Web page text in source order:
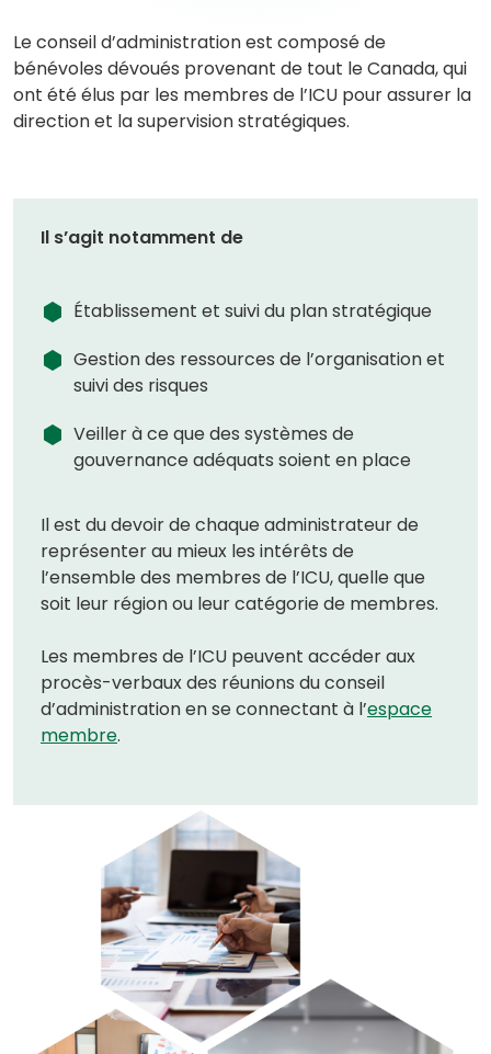
Le conseil d’administration est composé de
bénévoles dévoués provenant de tout le Canada, qui
ont été élus par les membres de l’ICU pour assurer la
direction et la supervision stratégiques.
Il s’agit notamment de
Établissement et suivi du plan stratégique
Gestion des ressources de l’organisation et
suivi des risques
Veiller à ce que des systèmes de
gouvernance adéquats soient en place
Il est du devoir de chaque administrateur de
représenter au mieux les intérêts de
l’ensemble des membres de l’ICU, quelle que
soit leur région ou leur catégorie de membres.
Les membres de l’ICU peuvent accéder aux
procès-verbaux des réunions du conseil
d’administration en se connectant à l’espace
membre(
e
s
i
n
a
n
e
w
.